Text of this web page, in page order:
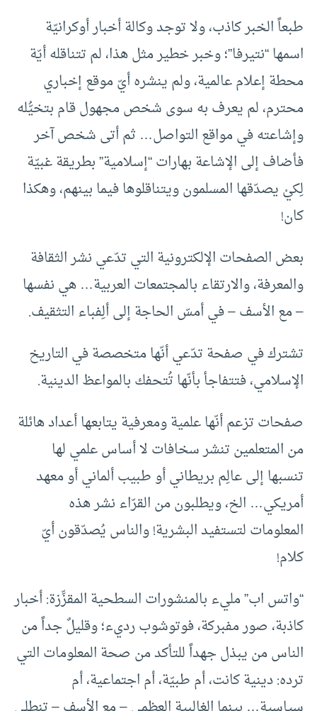
طبعاً الخبر كاذب، ولا توجد وكالة أخبار أوكرانيّة
اسمها “نتيرفا”؛ وخبر خطير مثل هذا، لم تتناقله أيّة
محطة إعلام عالمية، ولم ينشره أيّ موقع إخباري
محترم، لم يعرف به سوى شخص مجهول قام بتخيُّله
وإشاعته في مواقع التواصل… ثم أتى شخص آخر
فأضاف إلى الإشاعة بهارات “إسلامية” بطريقة غبيّة
لِكيْ يصدّقها المسلمون ويتناقلوها فيما بينهم، وهكذا
كان!
بعض الصفحات الإلكترونية التي تدّعي نشر الثقافة
والمعرفة، والارتقاء بالمجتمعات العربية… هي نفسها
– مع الأسف – في أمسّ الحاجة إلى ألِفباء التثقيف.
تشترك في صفحة تدّعي أنّها متخصصة في التاريخ
الإسلامي، فتتفاجأ بأنّها تُتحفك بالمواعظ الدينية.
صفحات تزعم أنّها علمية ومعرفية يتابعها أعداد هائلة
من المتعلمين تنشر سخافات لا أساس علمي لها
تنسبها إلى عالِم بريطاني أو طبيب ألماني أو معهد
أمريكي… الخ، ويطلبون من القرّاء نشر هذه
المعلومات لتستفيد البشرية! والناس يُصدّقون أيّ
كلام!
“واتس اب” مليء بالمنشورات السطحية المقزِّزة: أخبار
كاذبة، صور مفبركة، فوتوشوب رديء؛ وقليلٌ جداً من
الناس من يبذل جهداً للتأكد من صحة المعلومات التي
ترده: دينية كانت، أم طبيّة، أم اجتماعية، أم